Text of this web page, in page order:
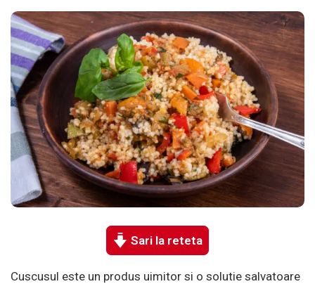
Sari la reteta
Cuscusul este un produs uimitor si o solutie salvatoare